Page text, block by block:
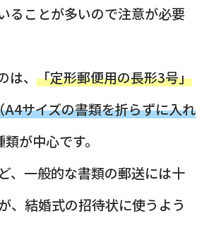
ることが多いので注意が必要
、 「定形郵便用の長形3号」
サイズの書類を折らずに入れ
が中心です。
、一般的な書類の郵送には十
、結婚式の招待状に使うよう